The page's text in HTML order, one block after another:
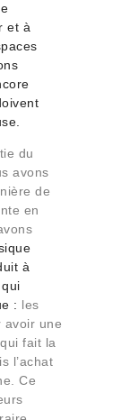
et à
du
avons
de
en
à
qui
: les
avoir une
fait la
l’achat
Ce